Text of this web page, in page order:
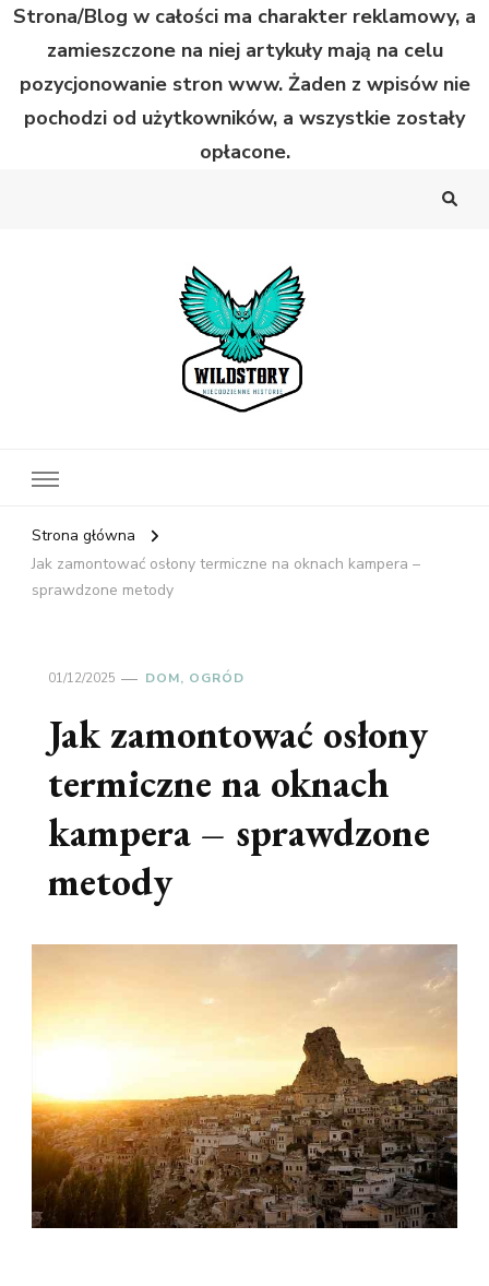
Strona/Blog w całości ma charakter reklamowy, a
zamieszczone na niej artykuły mają na celu
pozycjonowanie stron www. Żaden z wpisów nie
pochodzi od użytkowników, a wszystkie zostały
opłacone.
Strona główna
Jak zamontować osłony termiczne na oknach kampera –
sprawdzone metody
01/12/2025 DOM, OGRÓD
Jak zamontować osłony
termiczne na oknach
kampera – sprawdzone
metody